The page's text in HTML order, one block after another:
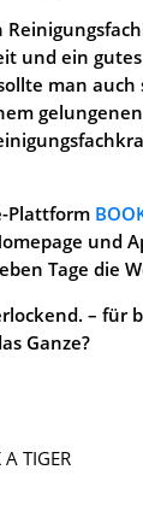
und ein
man auch
Plattform
und
Tage die
– für
Ganze?
TIGER